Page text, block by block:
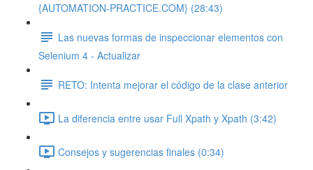
{AUTOMATION-PRACTICE.COM} (28:43)
Las nuevas formas de inspeccionar elementos con
Selenium 4 - Actualizar
RETO: Intenta mejorar el código de la clase anterior
La diferencia entre usar Full Xpath y Xpath (3:42)
Consejos y sugerencias finales (0:34)